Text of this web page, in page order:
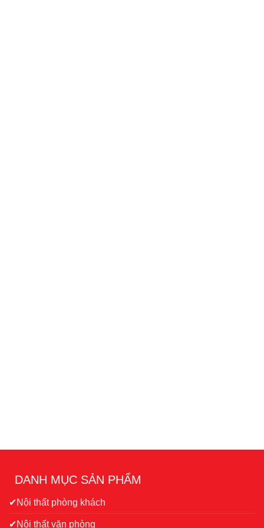
DANH MỤC SẢN PHẨM
✔Nội thất phòng khách
✔Nội thất văn phòng